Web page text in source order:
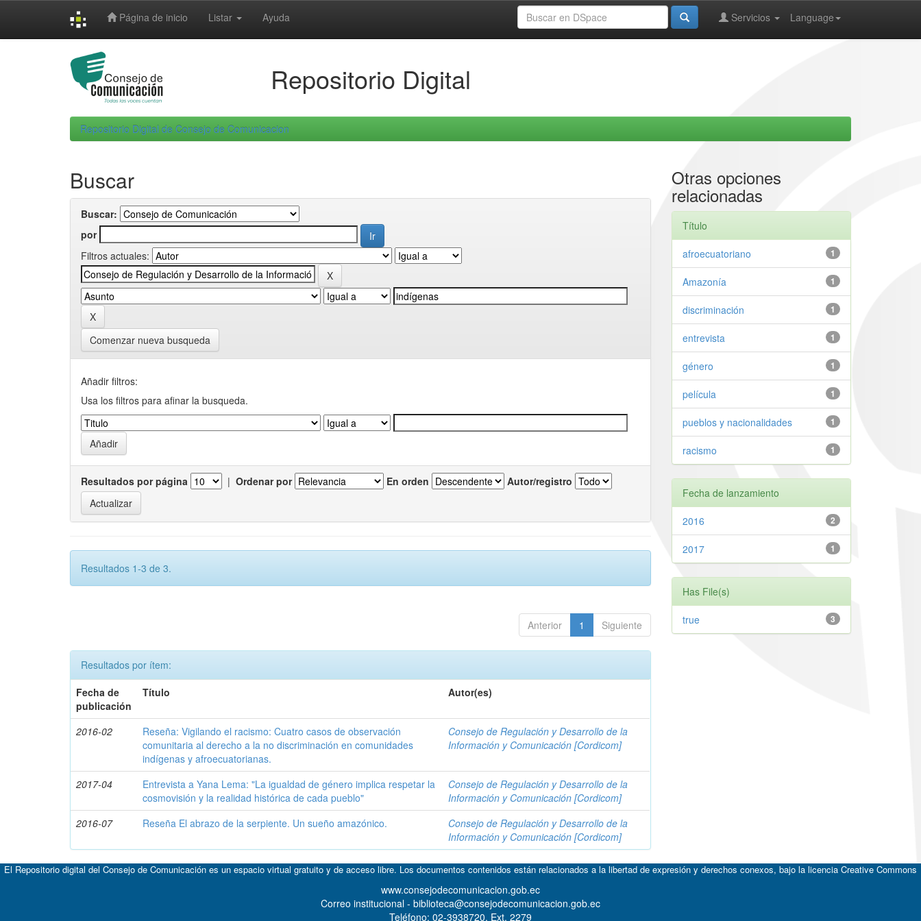
Página de inicio Listar Ayuda Language
Servicios
Repositorio Digital
Repositorio Digital de Consejo de Comunicacion
Buscar
Buscar:
por
Filtros actuales:
Comenzar nueva busqueda
Añadir filtros:
Usa los filtros para afinar la busqueda.
Resultados por página | Ordenar por En orden Autor/registro
Resultados 1-3 de 3.
Anterior 1 Siguiente
Resultados por ítem:
Fecha de
publicación
Título Autor(es)
2016-02
Reseña: Vigilando el racismo: Cuatro casos de observación
comunitaria al derecho a la no discriminación en comunidades
indígenas y afroecuatorianas.
Consejo de Regulación y Desarrollo de la
Información y Comunicación [Cordicom]
2017-04
Entrevista a Yana Lema: "La igualdad de género implica respetar la
cosmovisión y la realidad histórica de cada pueblo"
Consejo de Regulación y Desarrollo de la
Información y Comunicación [Cordicom]
2016-07
Reseña El abrazo de la serpiente. Un sueño amazónico.
Consejo de Regulación y Desarrollo de la
Información y Comunicación [Cordicom]
Otras opciones
relacionadas
Título
1
afroecuatoriano
1
Amazonía
1
discriminación
1
entrevista
1
género
1
película
1
pueblos y nacionalidades
1
racismo
Fecha de lanzamiento
2
2016
1
2017
Has File(s)
3
true
El Repositorio digital del Consejo de Comunicación es un espacio virtual gratuito y de acceso libre. Los documentos contenidos están relacionados a la libertad de expresión y derechos conexos, bajo la licencia Creative Commons
www.consejodecomunicacion.gob.ec
Correo institucional - biblioteca@consejodecomunicacion.gob.ec
Teléfono: 02-3938720, Ext. 2279